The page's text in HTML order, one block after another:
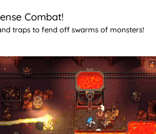
Combat!
traps to fend off swarms of monsters!